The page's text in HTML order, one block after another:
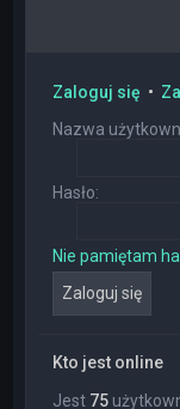
Zaloguj się •
Nazwa
Hasło:
Nie pamiętam
Kto jest online
Jest 75